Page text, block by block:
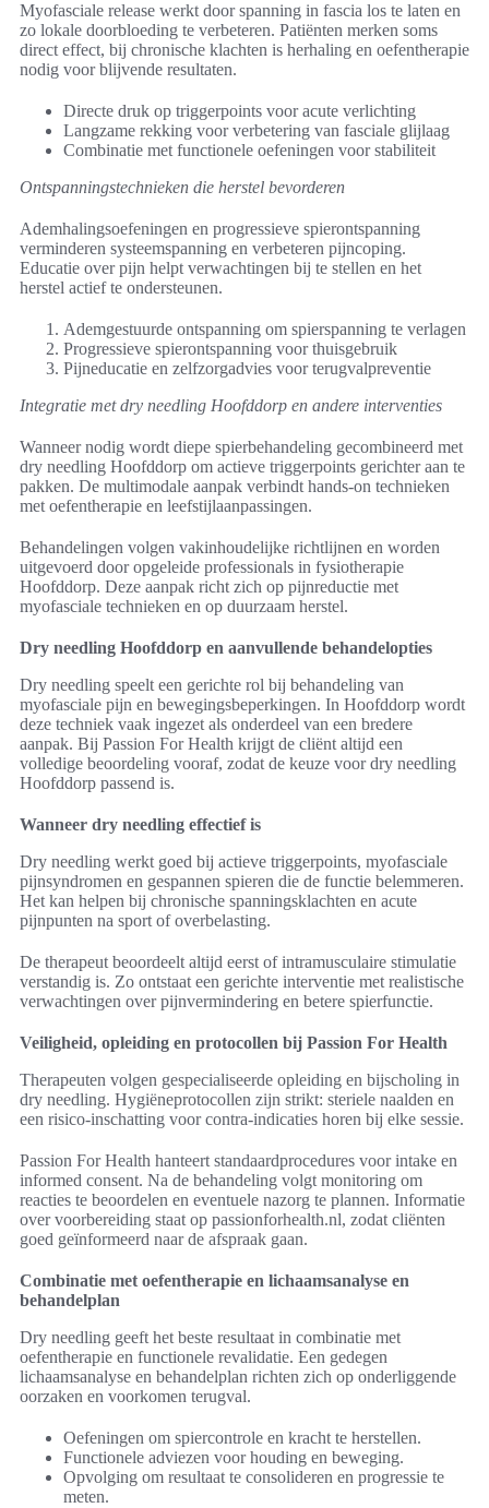
Myofasciale release werkt door spanning in fascia los te laten en
zo lokale doorbloeding te verbeteren. Patiënten merken soms
direct effect, bij chronische klachten is herhaling en oefentherapie
nodig voor blijvende resultaten.
Directe druk op triggerpoints voor acute verlichting
Langzame rekking voor verbetering van fasciale glijlaag
Combinatie met functionele oefeningen voor stabiliteit
Ontspanningstechnieken die herstel bevorderen
Ademhalingsoefeningen en progressieve spierontspanning
verminderen systeemspanning en verbeteren pijncoping.
Educatie over pijn helpt verwachtingen bij te stellen en het
herstel actief te ondersteunen.
Ademgestuurde ontspanning om spierspanning te verlagen
Progressieve spierontspanning voor thuisgebruik
Pijneducatie en zelfzorgadvies voor terugvalpreventie
Integratie met dry needling Hoofddorp en andere interventies
Wanneer nodig wordt diepe spierbehandeling gecombineerd met
dry needling Hoofddorp om actieve triggerpoints gerichter aan te
pakken. De multimodale aanpak verbindt hands-on technieken
met oefentherapie en leefstijlaanpassingen.
Behandelingen volgen vakinhoudelijke richtlijnen en worden
uitgevoerd door opgeleide professionals in fysiotherapie
Hoofddorp. Deze aanpak richt zich op pijnreductie met
myofasciale technieken en op duurzaam herstel.
Dry needling Hoofddorp en aanvullende behandelopties
Dry needling speelt een gerichte rol bij behandeling van
myofasciale pijn en bewegingsbeperkingen. In Hoofddorp wordt
deze techniek vaak ingezet als onderdeel van een bredere
aanpak. Bij Passion For Health krijgt de cliënt altijd een
volledige beoordeling vooraf, zodat de keuze voor dry needling
Hoofddorp passend is.
Wanneer dry needling effectief is
Dry needling werkt goed bij actieve triggerpoints, myofasciale
pijnsyndromen en gespannen spieren die de functie belemmeren.
Het kan helpen bij chronische spanningsklachten en acute
pijnpunten na sport of overbelasting.
De therapeut beoordeelt altijd eerst of intramusculaire stimulatie
verstandig is. Zo ontstaat een gerichte interventie met realistische
verwachtingen over pijnvermindering en betere spierfunctie.
Veiligheid, opleiding en protocollen bij Passion For Health
Therapeuten volgen gespecialiseerde opleiding en bijscholing in
dry needling. Hygiëneprotocollen zijn strikt: steriele naalden en
een risico-inschatting voor contra-indicaties horen bij elke sessie.
Passion For Health hanteert standaardprocedures voor intake en
informed consent. Na de behandeling volgt monitoring om
reacties te beoordelen en eventuele nazorg te plannen. Informatie
over voorbereiding staat op passionforhealth.nl, zodat cliënten
goed geïnformeerd naar de afspraak gaan.
Combinatie met oefentherapie en lichaamsanalyse en
behandelplan
Dry needling geeft het beste resultaat in combinatie met
oefentherapie en functionele revalidatie. Een gedegen
lichaamsanalyse en behandelplan richten zich op onderliggende
oorzaken en voorkomen terugval.
Oefeningen om spiercontrole en kracht te herstellen.
Functionele adviezen voor houding en beweging.
Opvolging om resultaat te consolideren en progressie te
meten.